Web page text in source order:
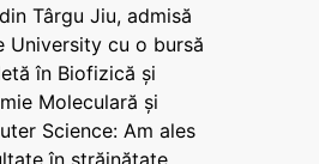
Târgu Jiu, admisă
University cu o bursă
în Biofizică și
Moleculară și
Science: Am ales
în străinătate